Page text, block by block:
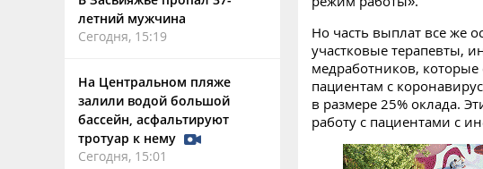
летний мужчина
Сегодня, 15:19
На Центральном пляже
залили водой большой
бассейн, асфальтируют
тротуар к нему
Сегодня, 15:01
Но часть выплат все же
участковые терапевты,
медработников,
пациентам с
в размере 25% оклада.
работу с пациентами с